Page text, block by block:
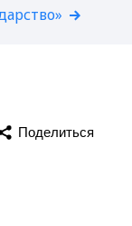
Поделиться